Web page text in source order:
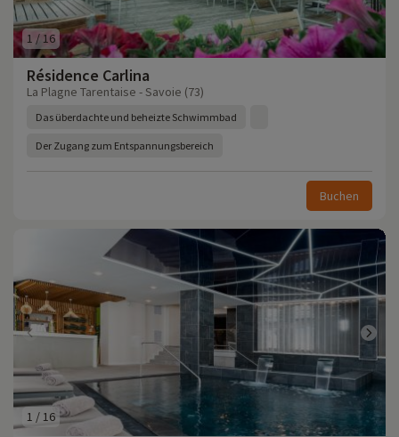
1 /16
Résidence Carlina
La Plagne Tarentaise - Savoie (73)
Das überdachte und beheizte Schwimmbad
Der Zugang zum Entspannungsbereich
Buchen
1 / 16